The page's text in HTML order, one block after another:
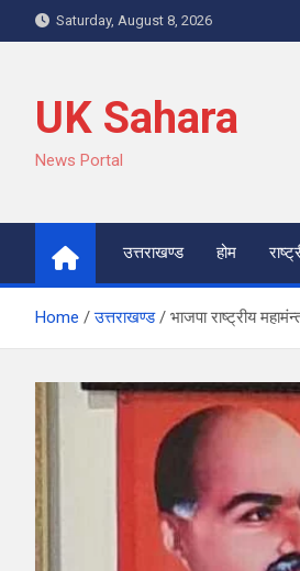
to
Saturday, August 8, 2026
UK Sahara
News Portal
उत्तराखण्ड होम
Home उत्तराखण्ड भाजपा राष्ट्रीय